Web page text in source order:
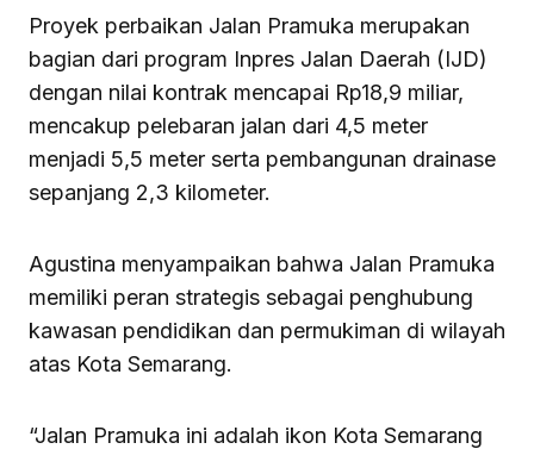
Proyek perbaikan Jalan Pramuka merupakan
bagian dari program Inpres Jalan Daerah (IJD)
dengan nilai kontrak mencapai Rp18,9 miliar,
mencakup pelebaran jalan dari 4,5 meter
menjadi 5,5 meter serta pembangunan drainase
sepanjang 2,3 kilometer.
Agustina menyampaikan bahwa Jalan Pramuka
memiliki peran strategis sebagai penghubung
kawasan pendidikan dan permukiman di wilayah
atas Kota Semarang.
“Jalan Pramuka ini adalah ikon Kota Semarang